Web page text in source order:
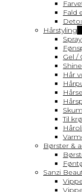
Fald
Hårstyling
Gel /
Hår
Skum
Til
Børster &
Sanzi